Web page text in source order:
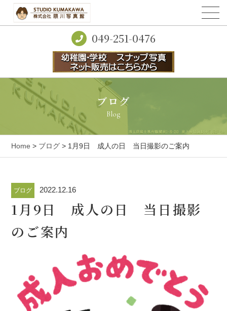
049-251-0476
ブログ
Blog
Home > ブログ > 1月9日 成人の日 当日撮影のご案内
ブログ 2022.12.16
1月9日 成人の日 当日撮影
のご案内